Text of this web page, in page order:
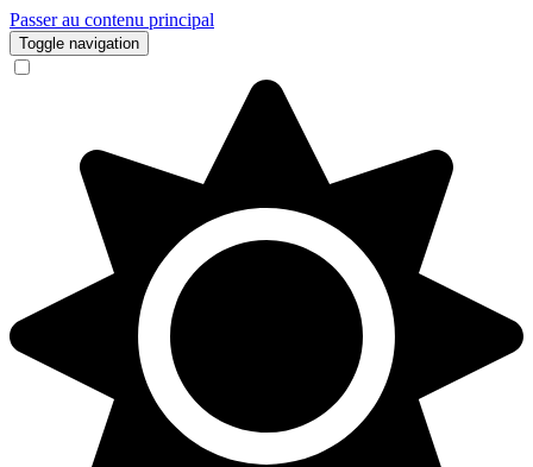
Passer au contenu principal
Toggle navigation